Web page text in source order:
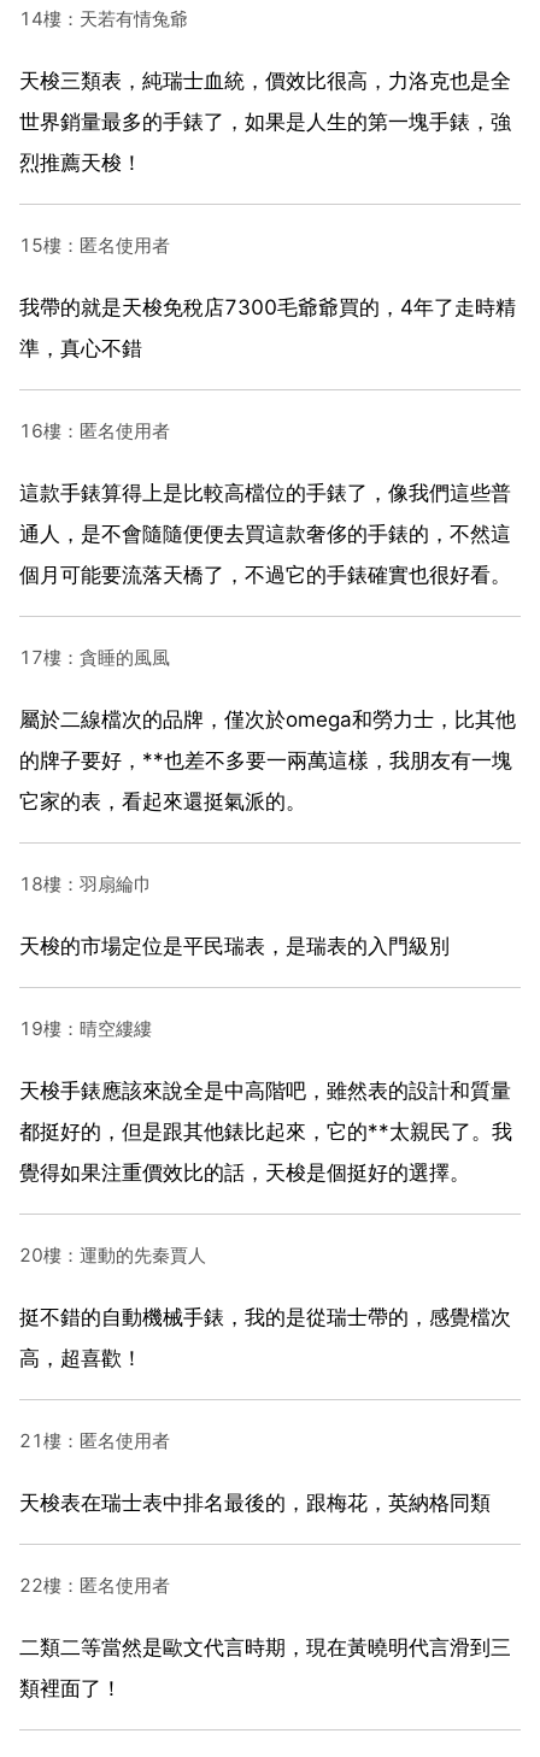
14樓：天若有情兔爺
天梭三類表，純瑞士血統，價效比很高，力洛克也是全
世界銷量最多的手錶了，如果是人生的第一塊手錶，強
烈推薦天梭！
15樓：匿名使用者
我帶的就是天梭免稅店7300毛爺爺買的，4年了走時精
準，真心不錯
16樓：匿名使用者
這款手錶算得上是比較高檔位的手錶了，像我們這些普
通人，是不會隨隨便便去買這款奢侈的手錶的，不然這
個月可能要流落天橋了，不過它的手錶確實也很好看。
17樓：貪睡的風風
屬於二線檔次的品牌，僅次於omega和勞力士，比其他
的牌子要好，**也差不多要一兩萬這樣，我朋友有一塊
它家的表，看起來還挺氣派的。
18樓：羽扇綸巾
天梭的市場定位是平民瑞表，是瑞表的入門級別
19樓：晴空縷縷
天梭手錶應該來說全是中高階吧，雖然表的設計和質量
都挺好的，但是跟其他錶比起來，它的**太親民了。我
覺得如果注重價效比的話，天梭是個挺好的選擇。
20樓：運動的先秦賈人
挺不錯的自動機械手錶，我的是從瑞士帶的，感覺檔次
高，超喜歡！
21樓：匿名使用者
天梭表在瑞士表中排名最後的，跟梅花，英納格同類
22樓：匿名使用者
二類二等當然是歐文代言時期，現在黃曉明代言滑到三
類裡面了！